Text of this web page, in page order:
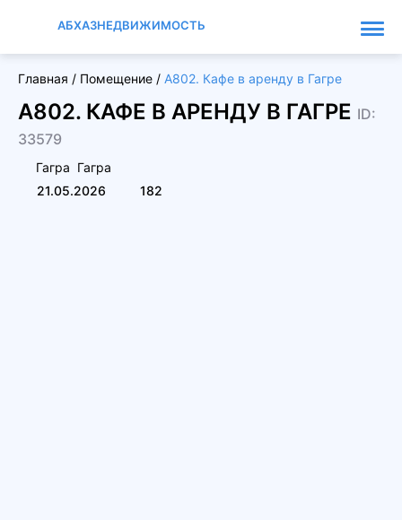
АБХАЗНЕДВИЖИМОСТЬ
Главная / Помещение / А802. Кафе в аренду в Гагре
А802. КАФЕ В АРЕНДУ В ГАГРЕ ID:
33579
Гагра Гагра
21.05.2026
182